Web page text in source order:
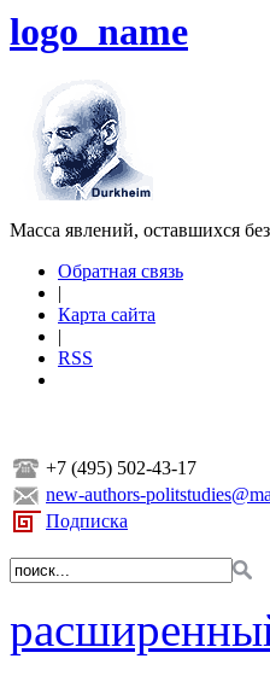
logo_name
Масса явлений, оставшихся
Обратная связь
|
Карта сайта
|
RSS
+7 (495) 502-43-17
new-authors-
Подписка